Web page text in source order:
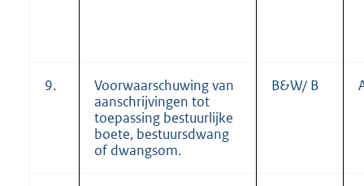
9.
Voorwaarschuwing van
aanschrijvingen tot
toepassing bestuurlijke
boete, bestuursdwang
of dwangsom.
B&W/ B